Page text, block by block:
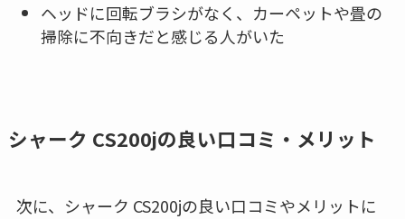
ヘッドに回転ブラシがなく、カーペットや畳の
掃除に不向きだと感じる人がいた
シャーク CS200jの良い口コミ・メリット
次に、シャーク CS200jの良い口コミやメリットに